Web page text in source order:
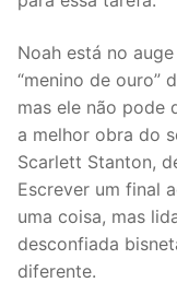
Noah está no
“menino de ouro”
mas ele não pode
a melhor obra do
Scarlett Stanton,
Escrever um final
uma coisa, mas
desconfiada
diferente.